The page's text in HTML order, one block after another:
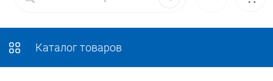
Каталог товаров